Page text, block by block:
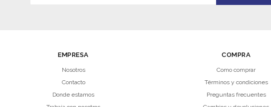
EMPRESA
Nosotros
Contacto
Donde estamos
COMPRA
Como comprar
Términos y condiciones
Preguntas frecuentes